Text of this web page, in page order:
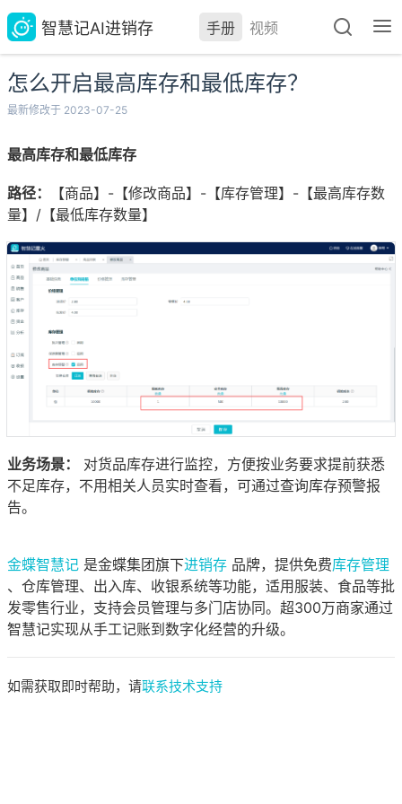
智慧记AI进销存 手册 视频
怎么开启最高库存和最低库存？
最新修改于 2023-07-25
最高库存和最低库存
路径：
【商品】-【修改商品】-【库存管理】-【最高库存数
量】/【最低库存数量】
业务场景：
对货品库存进行监控，方便按业务要求提前获悉
不足库存，不用相关人员实时查看，可通过查询库存预警报
告。
金蝶智慧记 是金蝶集团旗下进销存 品牌，提供免费库存管理
、仓库管理、出入库、收银系统等功能，适用服装、食品等批
发零售行业，支持会员管理与多门店协同。超300万商家通过
智慧记实现从手工记账到数字化经营的升级。
如需获取即时帮助，请联系技术支持